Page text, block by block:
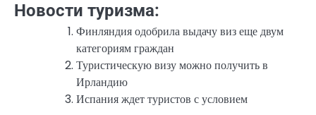
Новости туризма:
Финляндия одобрила выдачу виз еще двум
категориям граждан
Туристическую визу можно получить в
Ирландию
Испания ждет туристов с условием